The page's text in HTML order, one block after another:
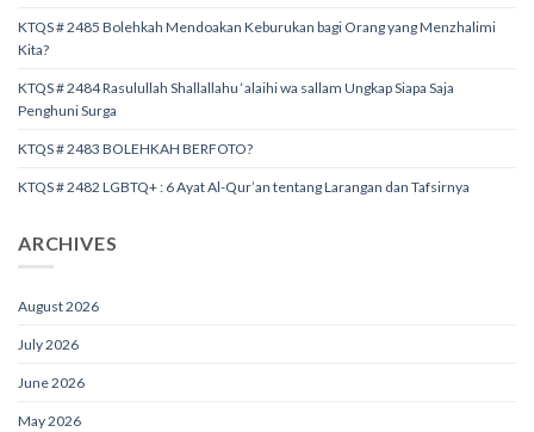
KTQS # 2485 Bolehkah Mendoakan Keburukan bagi Orang yang Menzhalimi
Kita?
KTQS # 2484 Rasulullah Shallallahu ‘alaihi wa sallam Ungkap Siapa Saja
Penghuni Surga
KTQS # 2483 BOLEHKAH BERFOTO?
KTQS # 2482 LGBTQ+ : 6 Ayat Al-Qur’an tentang Larangan dan Tafsirnya
ARCHIVES
August 2026
July 2026
June 2026
May 2026